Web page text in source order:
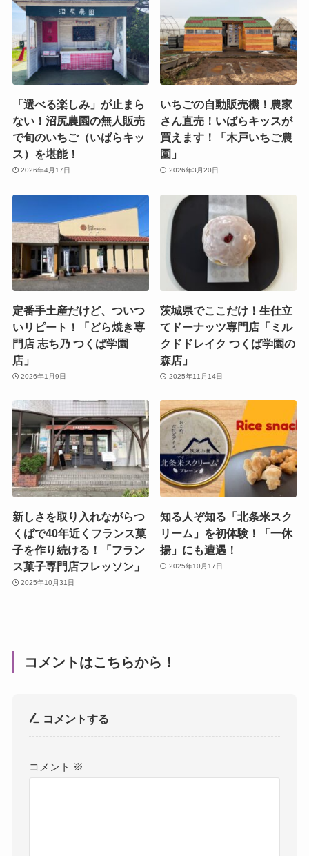
「選べる楽しみ」が止まら
ない！沼尻農園の無人販売
で旬のいちご（いばらキッ
ス）を堪能！
2026年4月17日
いちごの自動販売機！農家
さん直売！いばらキッスが
買えます！「木戸いちご農
園」
2026年3月20日
定番手土産だけど、ついつ
いリピート！「どら焼き専
門店 志ち乃 つくば学園
店」
2026年1月9日
茨城県でここだけ！生仕立
てドーナッツ専門店「ミル
クドドレイク つくば学園の
森店」
2025年11月14日
新しさを取り入れながらつ
くばで40年近くフランス菓
子を作り続ける！「フラン
ス菓子専門店フレッソン」
2025年10月31日
知る人ぞ知る「北条米スク
リーム」を初体験！「一休
揚」にも遭遇！
2025年10月17日
コメントはこちらから！
コメントする
コメント ※